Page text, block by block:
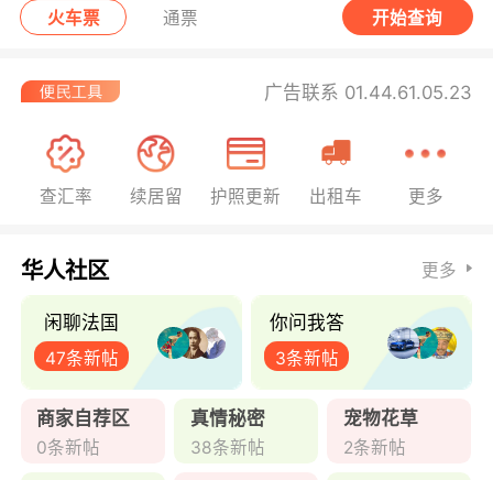
火车票 通票 开始查询
广告联系 01.44.61.05.23
查汇率 续居留 护照更新 出租车 更多
华人社区 更多
闲聊法国
47条新帖
你问我答
3条新帖
商家自荐区
0条新帖
真情秘密
38条新帖
宠物花草
2条新帖